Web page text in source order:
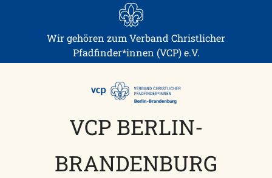
Wir gehören zum Verband Christlicher
Pfadfinder*innen (VCP) e.V.
VCP BERLIN-
BRANDENBURG